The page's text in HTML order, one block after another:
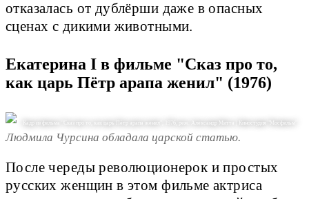
отказалась от дублёрши даже в опасных
сценах с дикими животными.
Екатерина I в фильме "Сказ про то,
как царь Пётр арапа женил" (1976)
Кадр из фильма "Сказ про то, как царь Пётр арапа женил", 1976, реж. Александр Митта | Киностудия "Мосфильм"
Людмила Чурсина обладала царской статью.
После череды революционерок и простых
русских женщин в этом фильме актриса